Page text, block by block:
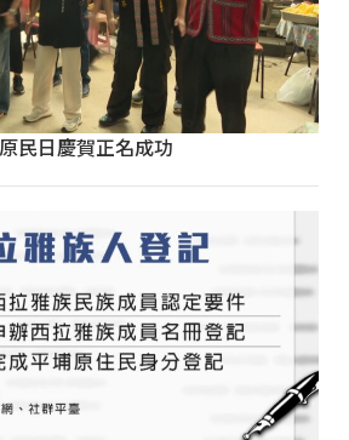
民日慶賀正名成功